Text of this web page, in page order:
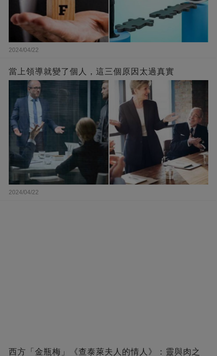
2024/04/22
當上領導就變了個人，這三個原因太過真實
2024/04/22
西方「金瓶梅」《查泰萊夫人的情人》：靈與肉之